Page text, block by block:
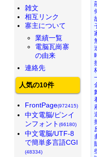
雑文
相互リンク
寨主について
業績一覧
電脳瓦崗寨
の由来
連絡先
人気の10件
FrontPage(972415)
中文電脳/ピンイ
ンフォント (66180)
中文電脳/UTF-8
で簡単多言語CGI
(48334)